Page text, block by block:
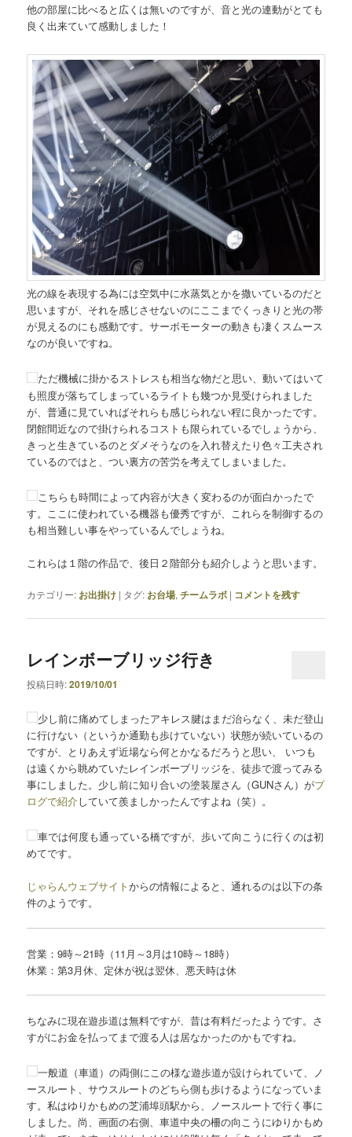
他の部屋に比べると広くは無いのですが、音と光の連動がとても
良く出来ていて感動しました！
光の線を表現する為には空気中に水蒸気とかを撒いているのだと
思いますが、それを感じさせないのにここまでくっきりと光の帯
が見えるのにも感動です。サーボモーターの動きも凄くスムース
なのが良いですね。
ただ機械に掛かるストレスも相当な物だと思い、動いてはいて
も照度が落ちてしまっているライトも幾つか見受けられました
が、普通に見ていればそれらも感じられない程に良かったです。
閉館間近なので掛けられるコストも限られているでしょうから、
きっと生きているのとダメそうなのを入れ替えたり色々工夫され
ているのではと、つい裏方の苦労を考えてしまいました。
こちらも時間によって内容が大きく変わるのが面白かったで
す。ここに使われている機器も優秀ですが、これらを制御するの
も相当難しい事をやっているんでしょうね。
これらは１階の作品で、後日２階部分も紹介しようと思います。
カテゴリー: お出掛け | タグ: お台場,チームラボ | コメントを残す
レインボーブリッジ行き
投稿日時:2019/10/01
少し前に痛めてしまったアキレス腱はまだ治らなく、未だ登山
に行けない（というか通勤も歩けていない）状態が続いているの
ですが、とりあえず近場なら何とかなるだろうと思い、 いつも
は遠くから眺めていたレインボーブリッジを、徒歩で渡ってみる
事にしました。少し前に知り合いの塗装屋さん（GUNさん）がブ
ログで紹介していて羨ましかったんですよね（笑）。
車では何度も通っている橋ですが、歩いて向こうに行くのは初
めてです。
じゃらんウェブサイトからの情報によると、通れるのは以下の条
件のようです。
営業：9時～21時（11月～3月は10時～18時）
休業：第3月休、定休が祝は翌休、悪天時は休
ちなみに現在遊歩道は無料ですが、昔は有料だったようです。さ
すがにお金を払ってまで渡る人は居なかったのかもですね。
一般道（車道）の両側にこの様な遊歩道が設けられていて、ノ
ースルート、サウスルートのどちら側も歩けるようになっていま
す。私はゆりかもめの芝浦埠頭駅から、ノースルートで行く事に
しました。尚、画面の右側、車道中央の柵の向こうにゆりかもめ